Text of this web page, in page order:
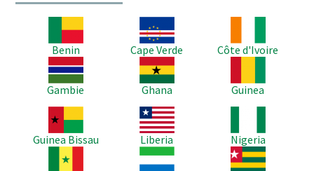
Benin
Image
Cape Verde
Côte d'Ivoire
Image
Gambie
Image
Ghana
Guinea
Image
Guinea Bissau
Image
Liberia
Nigeria
Image
Image